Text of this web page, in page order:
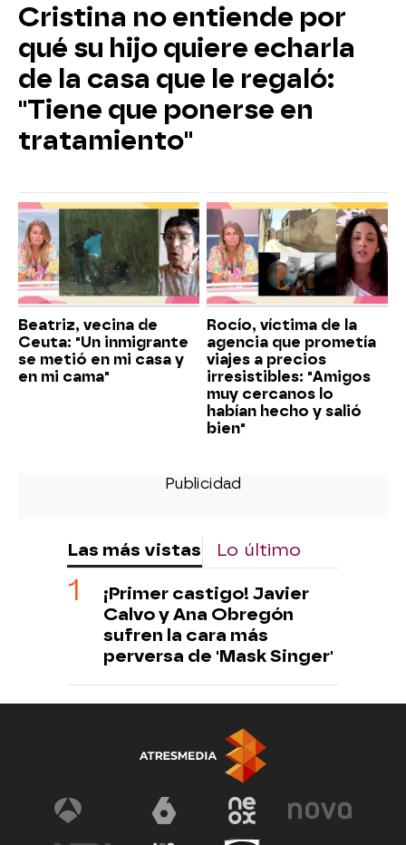
Cristina no entiende por
qué su hijo quiere echarla
de la casa que le regaló:
"Tiene que ponerse en
tratamiento"
Beatriz, vecina de
Ceuta: "Un inmigrante
se metió en mi casa y
en mi cama"
Rocío, víctima de la
agencia que prometía
viajes a precios
irresistibles: "Amigos
muy cercanos lo
habían hecho y salió
bien"
Las más vistas Lo último
¡Primer castigo! Javier
Calvo y Ana Obregón
sufren la cara más
perversa de 'Mask Singer'